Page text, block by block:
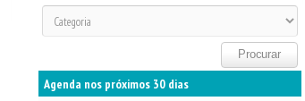
Agenda nos próximos 30 dias